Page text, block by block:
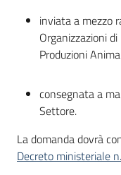
inviata a mezzo
Organizzazioni
Produzioni
consegnata a
Settore.
La domanda dovrà
Decreto ministeriale